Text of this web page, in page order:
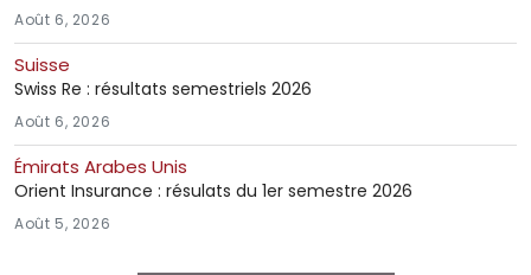
Août 6, 2026
Suisse
Swiss Re : résultats semestriels 2026
Août 6, 2026
Émirats Arabes Unis
Orient Insurance : résulats du 1er semestre 2026
Août 5, 2026